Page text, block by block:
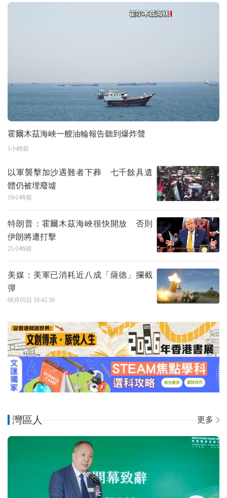
霍爾木茲海峽一艘油輪報告聽到爆炸聲
1小時前
以軍襲擊加沙遇難者下葬 七千餘具遺
體仍被埋廢墟
19小時前
特朗普：霍爾木茲海峽很快開放 否則
伊朗將遭打擊
21小時前
美媒：美軍已消耗近八成「薩德」攔截
彈
08月05日 10:42:30
灣區人 更多